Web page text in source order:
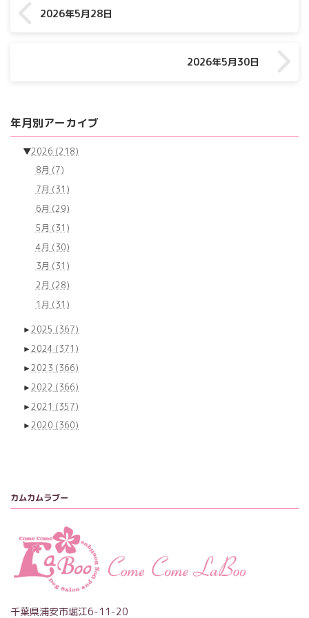
2026年5月28日
2026年5月30日
年月別アーカイブ
▼2026 (218)
8月 (7)
7月 (31)
6月 (29)
5月 (31)
4月 (30)
3月 (31)
2月 (28)
1月 (31)
►2025 (367)
►2024 (371)
►2023 (366)
►2022 (366)
►2021 (357)
►2020 (360)
カムカムラブー
千葉県浦安市堀江6-11-20